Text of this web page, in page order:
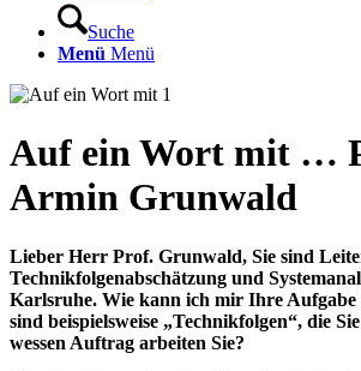
Suche
Menü Menü
Auf ein Wort mit …
Armin Grunwald
Lieber Herr Prof. Grunwald, Sie sind
Technikfolgenabschätzung und
Karlsruhe. Wie kann ich mir Ihre Aufgabe
sind beispielsweise „Technikfolgen“, die
wessen Auftrag arbeiten Sie?